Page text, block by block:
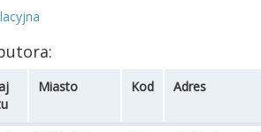
Miasto Kod Adres